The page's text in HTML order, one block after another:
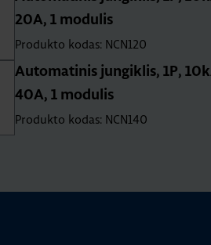
20A, 1 modulis
Produkto kodas: NCN120
Automatinis jungiklis, 1P,
40A, 1 modulis
Produkto kodas: NCN140